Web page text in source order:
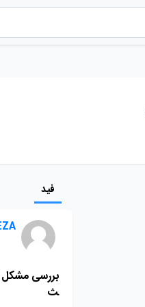
فید
بررسی
ث